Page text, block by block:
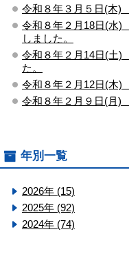
令和８年３月５日(木
令和８年２月18日(水
しました。
令和８年２月14日(土
た。
令和８年２月12日(木)
令和８年２月９日(月)
年別一覧
2026年 (15)
2025年 (92)
2024年 (74)